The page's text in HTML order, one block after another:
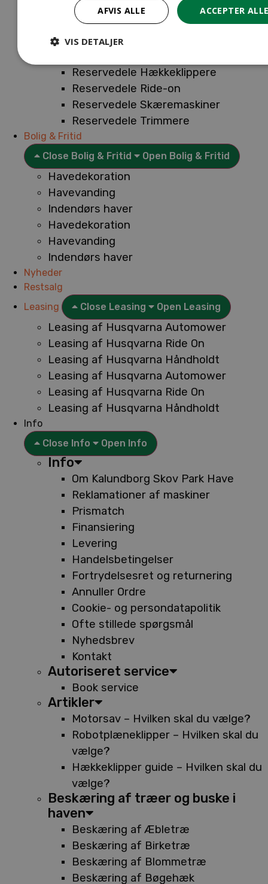
Reservedele Løvblæsere
Reservedele Motorsave
Reservedele Plæneklippere
Reservedele Hækkeklippere
Reservedele Ride-on
Reservedele Skæremaskiner
Reservedele Trimmere
Bolig & Fritid
Close Bolig & Fritid
Open Bolig & Fritid
Havedekoration
Havevanding
Indendørs haver
Havedekoration
Havevanding
Indendørs haver
Nyheder
Restsalg
Leasing
Close Leasing Open Leasing
Leasing af Husqvarna Automower
Leasing af Husqvarna Ride On
Leasing af Husqvarna Håndholdt
Leasing af Husqvarna Automower
Leasing af Husqvarna Ride On
Leasing af Husqvarna Håndholdt
Info
Close Info
Open Info
Info
Om Kalundborg Skov Park Have
Reklamationer af maskiner
Prismatch
Finansiering
Levering
Handelsbetingelser
Fortrydelsesret og returnering
Annuller Ordre
Cookie- og persondatapolitik
Ofte stillede spørgsmål
Nyhedsbrev
Kontakt
Autoriseret service
Book service
Artikler
Motorsav – Hvilken skal du vælge?
Robotplæneklipper – Hvilken skal du
vælge?
Hækkeklipper guide – Hvilken skal du
vælge?
Beskæring af træer og buske i
haven
Beskæring af Æbletræ
Beskæring af Birketræ
Beskæring af Blommetræ
Beskæring af Bøgehæk
ACCEPTER
AFVIS ALLE
VIS DETALJER